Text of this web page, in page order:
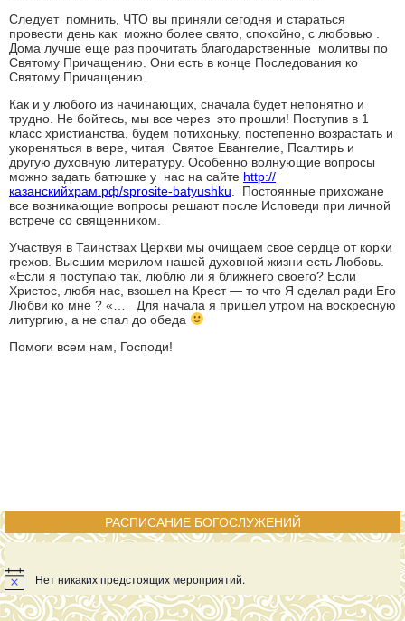
Следует помнить, ЧТО вы приняли сегодня и стараться
провести день как можно более свято, спокойно, с любовью .
Дома лучше еще раз прочитать благодарственные молитвы по
Святому Причащению. Они есть в конце Последования ко
Святому Причащению.
Как и у любого из начинающих, сначала будет непонятно и
трудно. Не бойтесь, мы все через это прошли! Поступив в 1
класс христианства, будем потихоньку, постепенно возрастать и
укореняться в вере, читая Святое Евангелие, Псалтирь и
другую духовную литературу. Особенно волнующие вопросы
можно задать батюшке у нас на сайте http://
казанскийхрам.рф/sprosite-batyushku . Постоянные прихожане
все возникающие вопросы решают после Исповеди при личной
встрече со священником.
Участвуя в Таинствах Церкви мы очищаем свое сердце от корки
грехов. Высшим мерилом нашей духовной жизни есть Любовь.
«Если я поступаю так, люблю ли я ближнего своего? Если
Христос, любя нас, взошел на Крест — то что Я сделал ради Его
Любви ко мне ? «… Для начала я пришел утром на воскресную
литургию, а не спал до обеда
Помоги всем нам, Господи!
РАСПИСАНИЕ БОГОСЛУЖЕНИЙ
Нет никаких предстоящих мероприятий.